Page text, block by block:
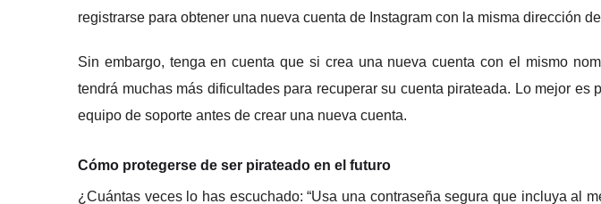
registrarse para obtener una nueva cuenta de Instagram con la misma dirección
Sin embargo, tenga en cuenta que si crea una nueva cuenta con el mismo
tendrá muchas más dificultades para recuperar su cuenta pirateada. Lo mejor es
equipo de soporte antes de crear una nueva cuenta.
Cómo protegerse de ser pirateado en el futuro
¿Cuántas veces lo has escuchado: “Usa una contraseña segura que incluya al